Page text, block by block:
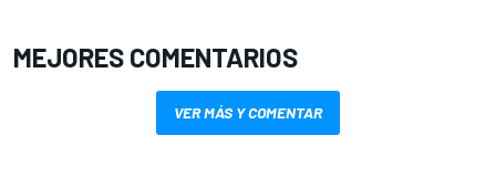
MEJORES COMENTARIOS
VER MÁS Y COMENTAR